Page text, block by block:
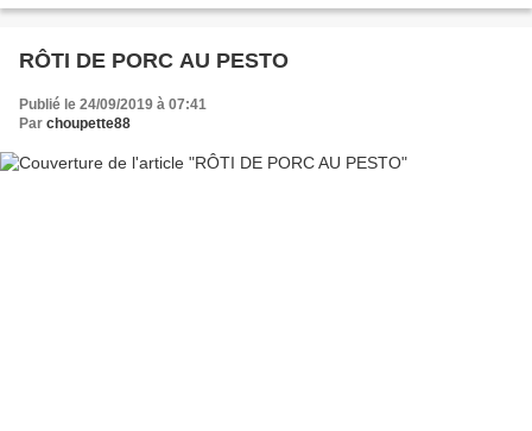
RÔTI DE PORC AU PESTO
Publié le 24/09/2019 à 07:41
Par choupette88